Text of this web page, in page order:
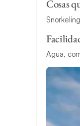
Cosas
Agua,